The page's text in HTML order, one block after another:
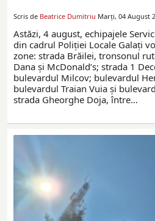
Scris de Beatrice Dumitriu Marți, 04 August
Astăzi, 4 august, echipajele
din cadrul Poliției Locale Galați
zone: strada Brăilei, tronsonul
Dana și McDonald’s; strada 1
bulevardul Milcov; bulevardul
bulevardul Traian Vuia și
strada Gheorghe Doja, între…